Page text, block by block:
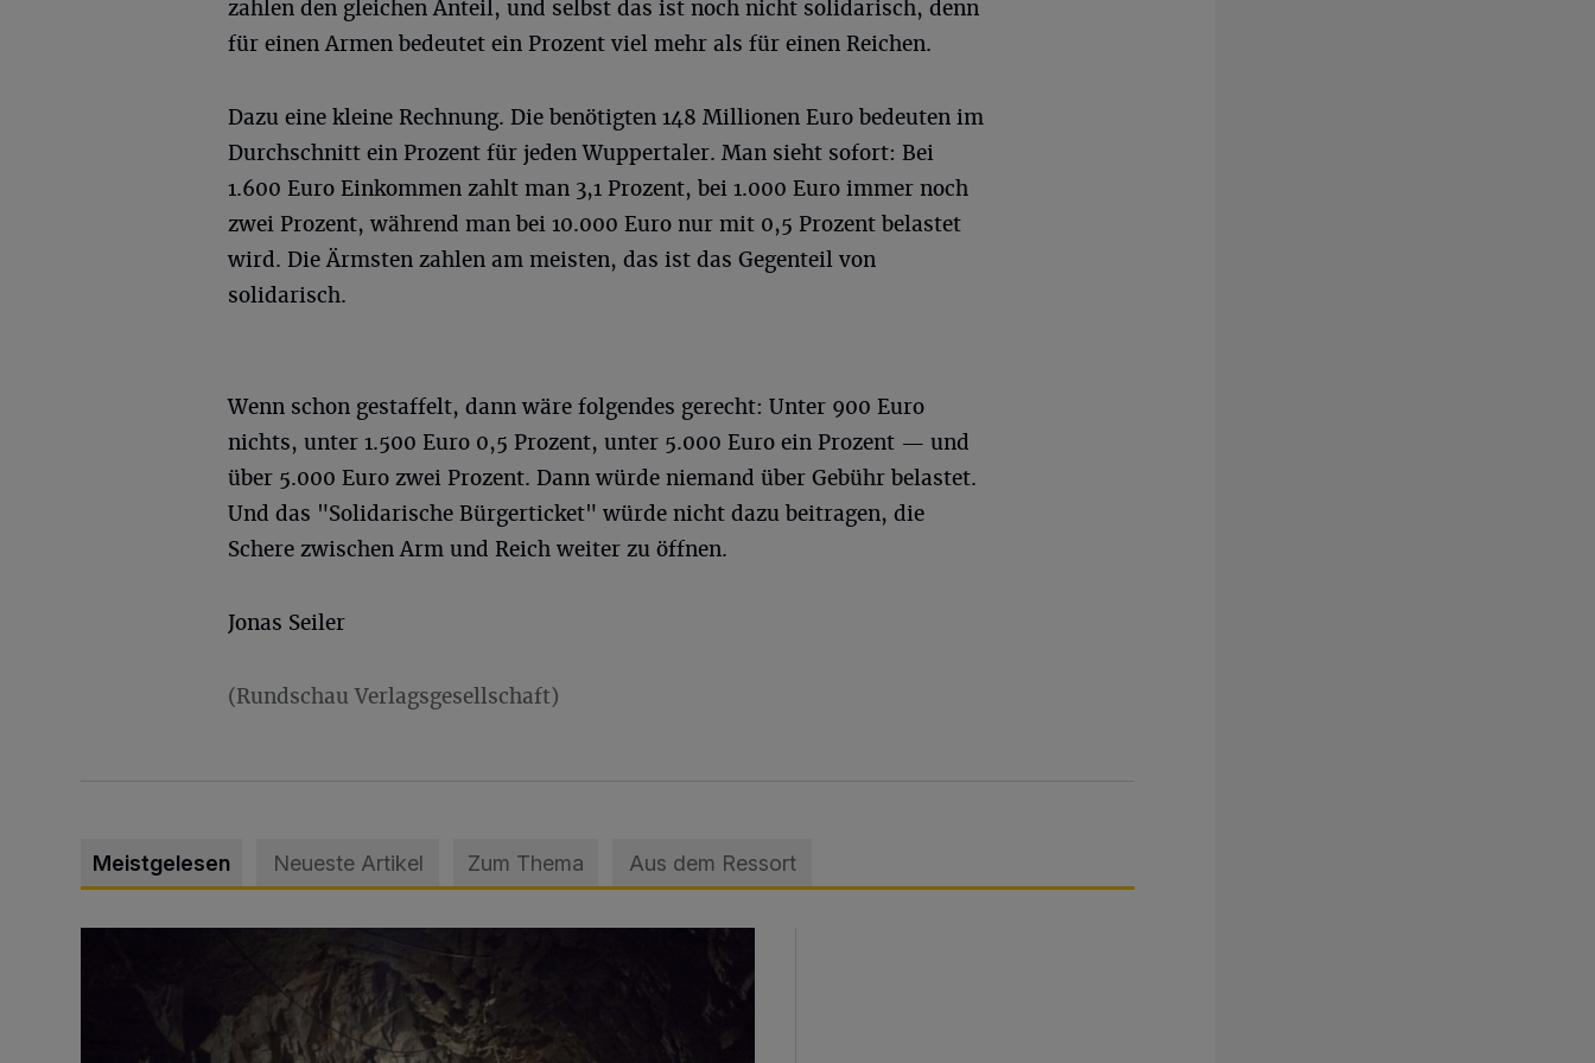
zahlen den gleichen Anteil, und selbst das ist noch nicht solidarisch, denn
für einen Armen bedeutet ein Prozent viel mehr als für einen Reichen.
Dazu eine kleine Rechnung. Die benötigten 148 Millionen Euro bedeuten im
Durchschnitt ein Prozent für jeden Wuppertaler. Man sieht sofort: Bei
1.600 Euro Einkommen zahlt man 3,1 Prozent, bei 1.000 Euro immer noch
zwei Prozent, während man bei 10.000 Euro nur mit 0,5 Prozent belastet
wird. Die Ärmsten zahlen am meisten, das ist das Gegenteil von
solidarisch.
Wenn schon gestaffelt, dann wäre folgendes gerecht: Unter 900 Euro
nichts, unter 1.500 Euro 0,5 Prozent, unter 5.000 Euro ein Prozent — und
über 5.000 Euro zwei Prozent. Dann würde niemand über Gebühr belastet.
Und das "Solidarische Bürgerticket" würde nicht dazu beitragen, die
Schere zwischen Arm und Reich weiter zu öffnen.
Jonas Seiler
(Rundschau Verlagsgesellschaft)
Meistgelesen Neueste Artikel Zum Thema Aus dem Ressort